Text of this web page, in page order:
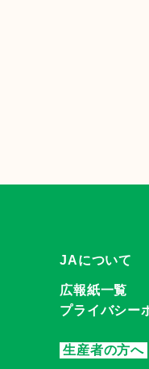
JAについて
広報紙一覧
プライバシー
生産者の方へ